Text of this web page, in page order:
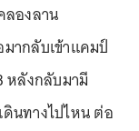
ลองลาน
ากลับเข้าแคมป์
หลังกลับมามี
นทางไปไหน ต่อ